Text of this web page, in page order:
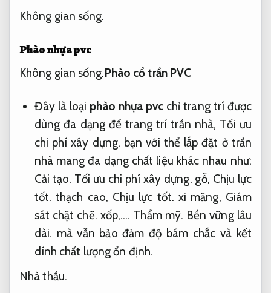
Không gian sống.
Phào nhựa pvc
Không gian sống.Phào cổ trần PVC
Đây là loại phào nhựa pvc chỉ trang trí được
dùng đa dạng để trang trí trần nhà, Tối ưu
chi phí xây dựng. bạn với thể lắp đặt ở trần
nhà mang đa dạng chất liệu khác nhau như:
Cải tạo. Tối ưu chi phí xây dựng. gỗ, Chịu lực
tốt. thạch cao, Chịu lực tốt. xi măng, Giám
sát chặt chẽ. xốp,…. Thẩm mỹ. Bền vững lâu
dài. mà vẫn bảo đảm độ bám chắc và kết
dính chất lượng ổn định.
Nhà thầu.